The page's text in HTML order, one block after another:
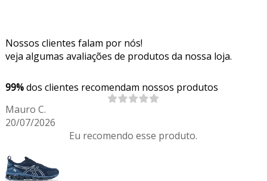
Nossos clientes falam por nós!
veja algumas avaliações de produtos da nossa loja.
99%dos clientes recomendam nossos produtos
Mauro C.
20/07/2026
Eu recomendo esse produto.